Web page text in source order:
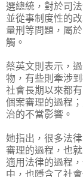
選總統，對於司
並從事制度性的
量刑等問題，屬
觸。
蔡英文則表示，
物，有些則牽涉
社會長期以來都
個案審理的過程
治的不當影響。
她指出，很多法
審理的過程，也
適用法律的過程
中，也隱含了社